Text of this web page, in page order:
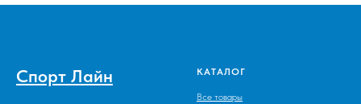
Спорт Лайн КАТАЛОГ
Все товары